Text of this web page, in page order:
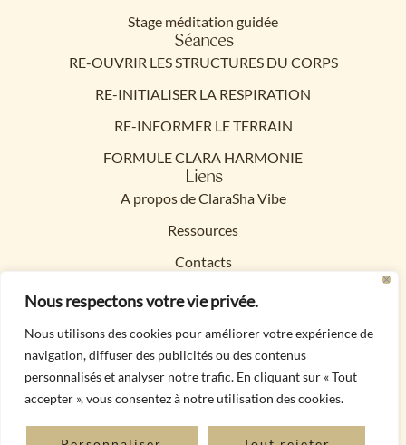
Nous respectons votre vie privée.
Nous utilisons des cookies pour améliorer votre expérience de
navigation, diffuser des publicités ou des contenus
personnalisés et analyser notre trafic. En cliquant sur « Tout
accepter », vous consentez à notre utilisation des cookies.
Stage méditation guidée
Séances
RE-OUVRIR LES STRUCTURES DU CORPS
RE-INITIALISER LA RESPIRATION
RE-INFORMER LE TERRAIN
FORMULE CLARA HARMONIE
Liens
A propos de ClaraSha Vibe
Ressources
Contacts
Politique de confidentialité
Mentions légales
Conditions Générales de Vente
Contacts
06 83 84 22 29
Liens de nos partenaires